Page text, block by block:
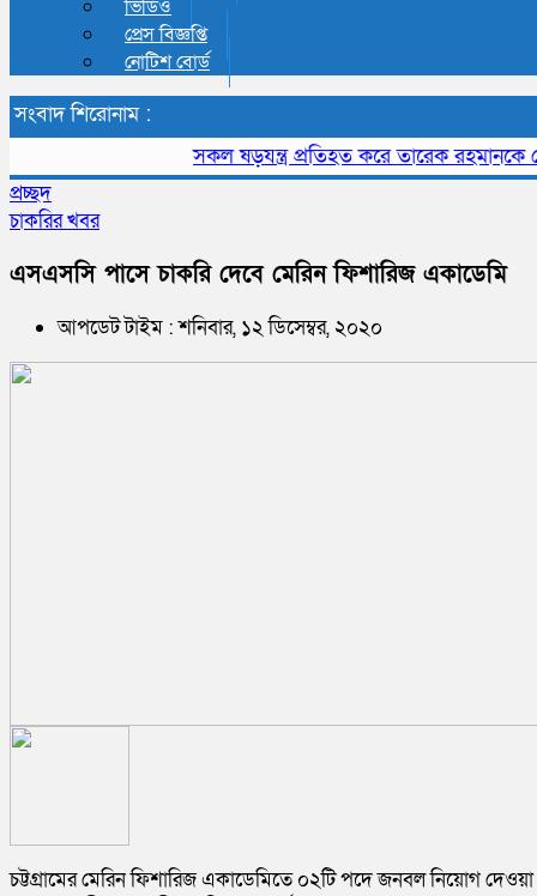
ভিডিও
প্রেস বিজ্ঞপ্তি
নোটিশ বোর্ড
সংবাদ শিরোনাম :
সকল ষড়যন্ত্র প্রতিহত করে তারেক রহমানকে
প্রচ্ছদ
চাকরির খবর
এসএসসি পাসে চাকরি দেবে মেরিন ফিশারিজ একাডেমি
আপডেট টাইম : শনিবার, ১২ ডিসেম্বর, ২০২০
চট্টগ্রামের মেরিন ফিশারিজ একাডেমিতে ০২টি পদে জনবল নিয়োগ দেওয়া